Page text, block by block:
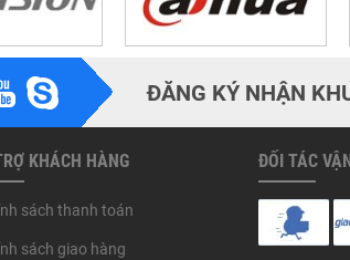
ĐĂNG KÝ NHẬN
KHÁCH HÀNG
sách thanh toán
sách giao hàng
ĐỐI TÁC